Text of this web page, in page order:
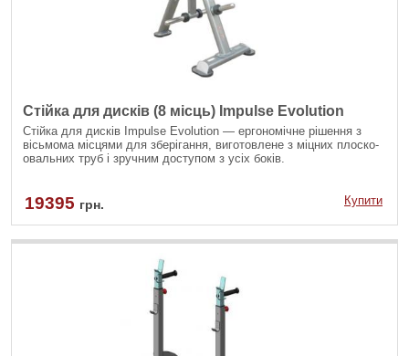
Стійка для дисків (8 місць) Impulse Evolution
Стійка для дисків Impulse Evolution — ергономічне рішення з
вісьмома місцями для зберігання, виготовлене з міцних плоско-
овальних труб і зручним доступом з усіх боків.
19395 грн. Купити